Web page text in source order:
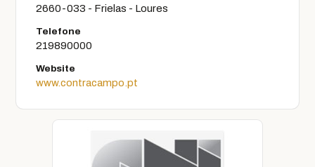
2660-033 - Frielas - Loures
Telefone
219890000
Website
www.contracampo.pt